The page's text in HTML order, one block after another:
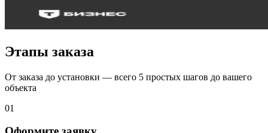
Этапы заказа
От заказа до установки — всего 5 простых шагов до вашего
объекта
01